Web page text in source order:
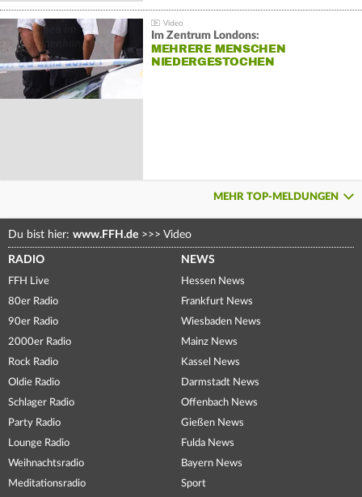
Im Zentrum Londons:
MEHRERE MENSCHEN
NIEDERGESTOCHEN
MEHR TOP-MELDUNGEN
Du bist hier: www.FFH.de >>> Video
RADIO
FFH Live
80er Radio
90er Radio
2000er Radio
Rock Radio
Oldie Radio
Schlager Radio
Party Radio
Lounge Radio
Weihnachtsradio
Meditationsradio
NEWS
Hessen News
Frankfurt News
Wiesbaden News
Mainz News
Kassel News
Darmstadt News
Offenbach News
Gießen News
Fulda News
Bayern News
Sport